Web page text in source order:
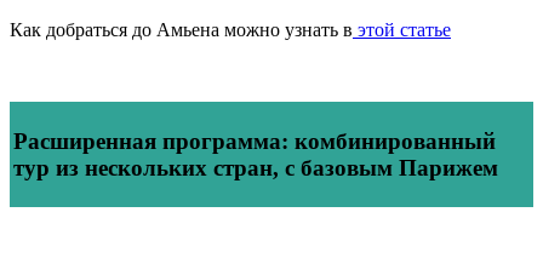
Как добраться до Амьена можно узнать в этой статье
Расширенная программа: комбинированный
тур из нескольких стран, с базовым Парижем